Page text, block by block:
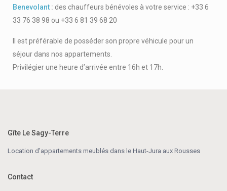
Benevolant : des chauffeurs bénévoles à votre service : +33 6
33 76 38 98 ou +33 6 81 39 68 20
Il est préférable de posséder son propre véhicule pour un
séjour dans nos appartements.
Privilégier une heure d’arrivée entre 16h et 17h.
Gîte Le Sagy-Terre
Location d’appartements meublés dans le Haut-Jura aux Rousses
Contact